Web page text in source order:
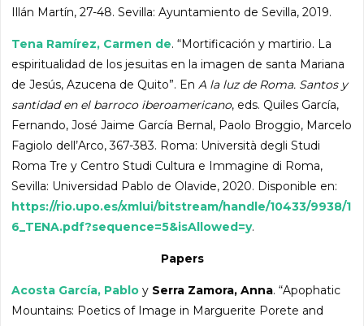
Illán Martín, 27-48. Sevilla: Ayuntamiento de Sevilla, 2019.
Tena Ramírez, Carmen de. “Mortificación y martirio. La
espiritualidad de los jesuitas en la imagen de santa Mariana
de Jesús, Azucena de Quito”. EnA la luz de Roma. Santos y
santidad en el barroco iberoamericano, eds. Quiles García,
Fernando, José Jaime García Bernal, Paolo Broggio, Marcelo
Fagiolo dell’Arco, 367-383. Roma: Università degli Studi
Roma Tre y Centro Studi Cultura e Immagine di Roma,
Sevilla: Universidad Pablo de Olavide, 2020. Disponible en:
https://rio.upo.es/xmlui/bitstream/handle/10433/9938/1
6_TENA.pdf?sequence=5&isAllowed=y.
Papers
Acosta García, Pablo y Serra Zamora, Anna. “Apophatic
Mountains: Poetics of Image in Marguerite Porete and